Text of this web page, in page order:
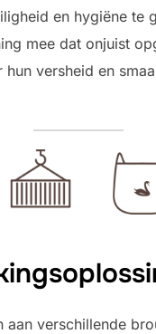
en hygiëne te
mee dat onjuist
hun versheid en
aan verschillende